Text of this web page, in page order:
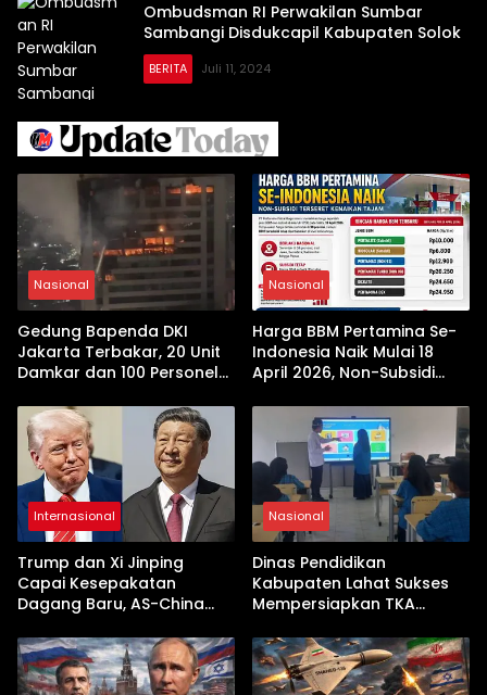
Ombudsman RI Perwakilan Sumbar
Sambangi Disdukcapil Kabupaten Solok
BERITA Juli 11, 2024
Nasional
Gedung Bapenda DKI
Jakarta Terbakar, 20 Unit
Damkar dan 100 Personel
Nasional
Harga BBM Pertamina Se-
Indonesia Naik Mulai 18
April 2026, Non-Subsidi
Internasional
Trump dan Xi Jinping
Capai Kesepakatan
Dagang Baru, AS-China
Jelang Kunjungan Beijing
Nasional
Dinas Pendidikan
Kabupaten Lahat Sukses
Mempersiapkan TKA
Pembekalan Latihan Soal
Tanpa Internet